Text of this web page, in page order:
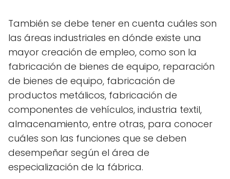
También se debe tener en cuenta cuáles son
las áreas industriales en dónde existe una
mayor creación de empleo, como son la
fabricación de bienes de equipo, reparación
de bienes de equipo, fabricación de
productos metálicos, fabricación de
componentes de vehículos, industria textil,
almacenamiento, entre otras, para conocer
cuáles son las funciones que se deben
desempeñar según el área de
especialización de la fábrica.